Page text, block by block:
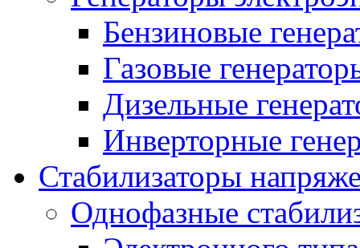
Бензиновые
Газовые
Дизельные
Инверторные
Стабилизаторы
Однофазные